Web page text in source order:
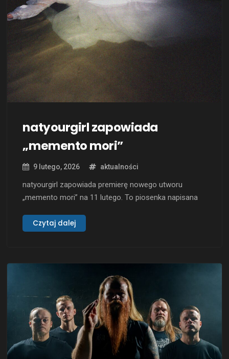
natyourgirl zapowiada
„memento mori”
9 lutego, 2026 aktualności
natyourgirl zapowiada premierę nowego utworu
„memento mori” na 11 lutego. To piosenka napisana
rozliczenia się z bólem, który zostaje po utracie kogoś
bardzo ludzkiego i niewygodnego: …
Czytaj dalej